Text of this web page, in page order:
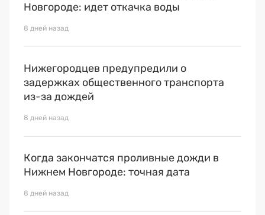
Новгороде: идет откачка воды
8 дней назад
Нижегородцев предупредили о
задержках общественного транспорта
из-за дождей
8 дней назад
Когда закончатся проливные дожди в
Нижнем Новгороде: точная дата
8 дней назад